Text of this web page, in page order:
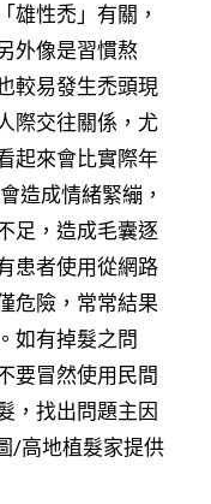
雄性禿」有關，
外像是習慣熬
較易發生禿頭現
際交往關係，尤
起來會比實際年
造成情緒緊繃，
足，造成毛囊逐
患者使用從網路
危險，常常結果
如有掉髮之問
要冒然使用民間
，找出問題主因
/高地植髮家提供